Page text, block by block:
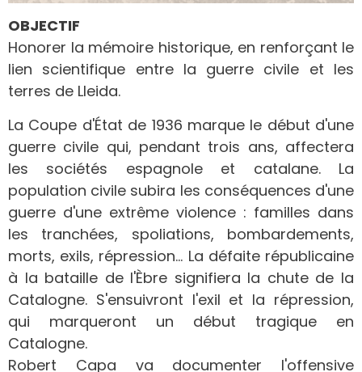
OBJECTIF
Honorer la mémoire historique, en renforçant le
lien scientifique entre la guerre civile et les
terres de Lleida.
La Coupe d'État de 1936 marque le début d'une
guerre civile qui, pendant trois ans, affectera
les sociétés espagnole et catalane. La
population civile subira les conséquences d'une
guerre d'une extrême violence : familles dans
les tranchées, spoliations, bombardements,
morts, exils, répression… La défaite républicaine
à la bataille de l'Èbre signifiera la chute de la
Catalogne. S'ensuivront l'exil et la répression,
qui marqueront un début tragique en
Catalogne.
Robert Capa va documenter l'offensive